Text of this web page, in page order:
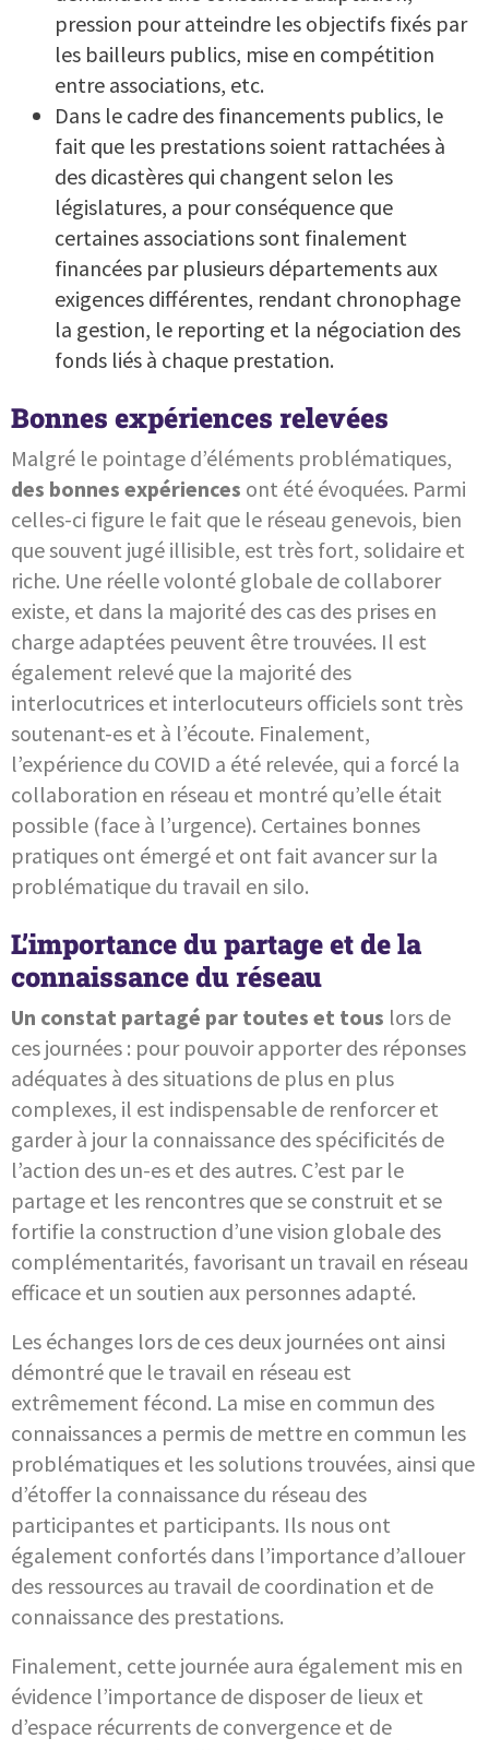
pression pour atteindre les objectifs fixés par
les bailleurs publics, mise en compétition
entre associations, etc.
Dans le cadre des financements publics, le
fait que les prestations soient rattachées à
des dicastères qui changent selon les
législatures, a pour conséquence que
certaines associations sont finalement
financées par plusieurs départements aux
exigences différentes, rendant chronophage
la gestion, le reporting et la négociation des
fonds liés à chaque prestation.
Bonnes expériences relevées
Malgré le pointage d’éléments problématiques,
des bonnes expériences ont été évoquées. Parmi
celles-ci figure le fait que le réseau genevois, bien
que souvent jugé illisible, est très fort, solidaire et
riche. Une réelle volonté globale de collaborer
existe, et dans la majorité des cas des prises en
charge adaptées peuvent être trouvées. Il est
également relevé que la majorité des
interlocutrices et interlocuteurs officiels sont très
soutenant-es et à l’écoute. Finalement,
l’expérience du COVID a été relevée, qui a forcé la
collaboration en réseau et montré qu’elle était
possible (face à l’urgence). Certaines bonnes
pratiques ont émergé et ont fait avancer sur la
problématique du travail en silo.
L’importance du partage et de la
connaissance du réseau
Un constat partagé par toutes et tous lors de
ces journées : pour pouvoir apporter des réponses
adéquates à des situations de plus en plus
complexes, il est indispensable de renforcer et
garder à jour la connaissance des spécificités de
l’action des un-es et des autres. C’est par le
partage et les rencontres que se construit et se
fortifie la construction d’une vision globale des
complémentarités, favorisant un travail en réseau
efficace et un soutien aux personnes adapté.
Les échanges lors de ces deux journées ont ainsi
démontré que le travail en réseau est
extrêmement fécond. La mise en commun des
connaissances a permis de mettre en commun les
problématiques et les solutions trouvées, ainsi que
d’étoffer la connaissance du réseau des
participantes et participants. Ils nous ont
également confortés dans l’importance d’allouer
des ressources au travail de coordination et de
connaissance des prestations.
Finalement, cette journée aura également mis en
évidence l’importance de disposer de lieux et
d’espace récurrents de convergence et de